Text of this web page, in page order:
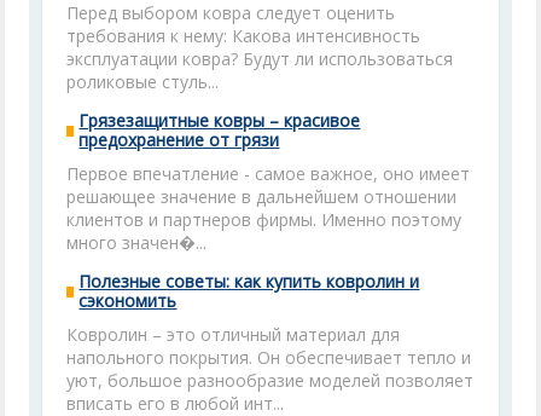
Перед выбором ковра следует оценить
требования к нему: Какова интенсивность
эксплуатации ковра? Будут ли использоваться
роликовые стуль...
Грязезащитные ковры – красивое
предохранение от грязи
Первое впечатление - самое важное, оно имеет
решающее значение в дальнейшем отношении
клиентов и партнеров фирмы. Именно поэтому
много значен�...
Полезные советы: как купить ковролин и
сэкономить
Ковролин – это отличный материал для
напольного покрытия. Он обеспечивает тепло и
уют, большое разнообразие моделей позволяет
вписать его в любой инт...